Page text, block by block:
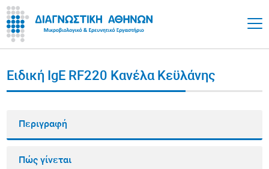
Ειδική IgE RF220 Κανέλα Κεϋλάνης
Περιγραφή
Πώς γίνεται